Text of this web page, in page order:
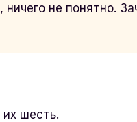
ничего не понятно.
их шесть.